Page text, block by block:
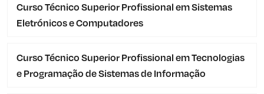
Curso Técnico Superior Profissional em Sistemas
Eletrónicos e Computadores
Curso Técnico Superior Profissional em Tecnologias
e Programação de Sistemas de Informação